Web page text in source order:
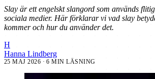
Slay är ett engelskt slangord som används
sociala medier. Här förklarar vi vad slay
kommer och hur du använder det.
H
Hanna Lindberg
25 MAJ 2026 · 6 MIN LÄSNING